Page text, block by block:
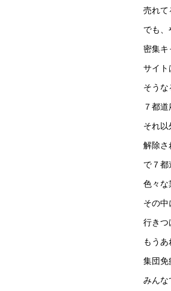
売れて
でも、
密集キ
サイト
そうな
７都
それ以
解除さ
で７
色々な
その
行きつ
もうあ
集団免
みんな